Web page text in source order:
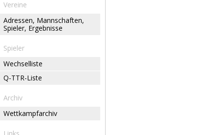
Vereine
Adressen, Mannschaften,
Spieler, Ergebnisse
Spieler
Wechselliste
Q-TTR-Liste
Archiv
Wettkampfarchiv